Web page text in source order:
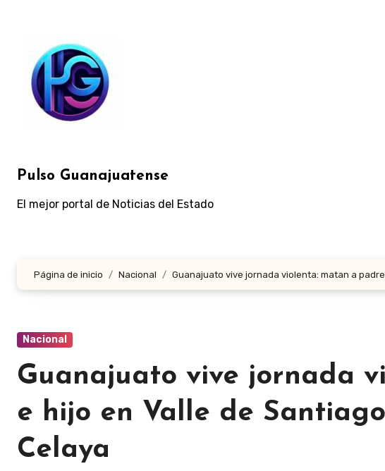
contenido
Pulso Guanajuatense
El mejor portal de Noticias del Estado
Página de inicio Nacional Guanajuato vive jornada violenta: matan a
Nacional
Guanajuato vive jornada
e hijo en Valle de
Celaya